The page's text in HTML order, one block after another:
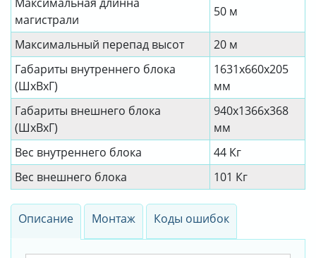
Максимальная длинна
магистрали
50 м
Максимальный перепад высот
20 м
Габариты внутреннего блока
(ШхВхГ)
1631x660x205
мм
Габариты внешнего блока
(ШхВхГ)
940x1366x368
мм
Вес внутреннего блока
44 Кг
Вес внешнего блока
101 Кг
Описание Монтаж Коды ошибок